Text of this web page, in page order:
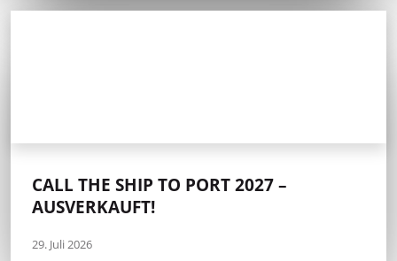
29. Juli 2026
CALL THE SHIP TO PORT 2027 –
AUSVERKAUFT!